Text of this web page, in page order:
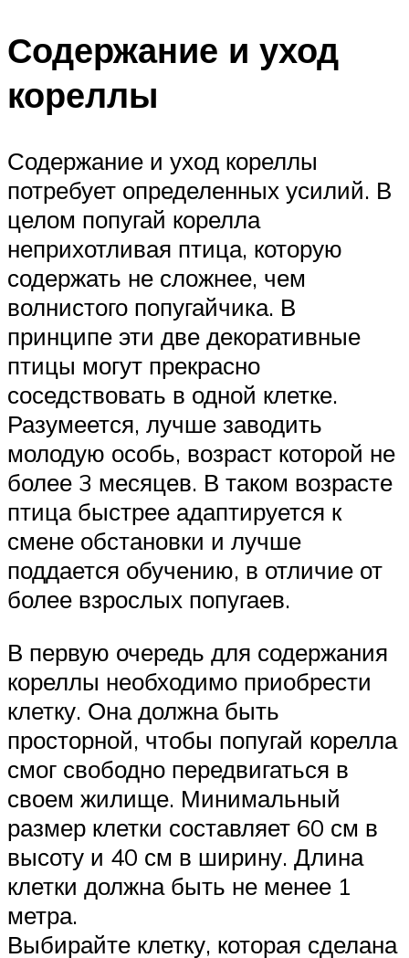
Содержание и уход
кореллы
Содержание и уход кореллы
потребует определенных усилий. В
целом попугай корелла
неприхотливая птица, которую
содержать не сложнее, чем
волнистого попугайчика. В
принципе эти две декоративные
птицы могут прекрасно
соседствовать в одной клетке.
Разумеется, лучше заводить
молодую особь, возраст которой не
более 3 месяцев. В таком возрасте
птица быстрее адаптируется к
смене обстановки и лучше
поддается обучению, в отличие от
более взрослых попугаев.
В первую очередь для содержания
кореллы необходимо приобрести
клетку. Она должна быть
просторной, чтобы попугай корелла
смог свободно передвигаться в
своем жилище. Минимальный
размер клетки составляет 60 см в
высоту и 40 см в ширину. Длина
клетки должна быть не менее 1
метра.
Выбирайте клетку, которая сделана